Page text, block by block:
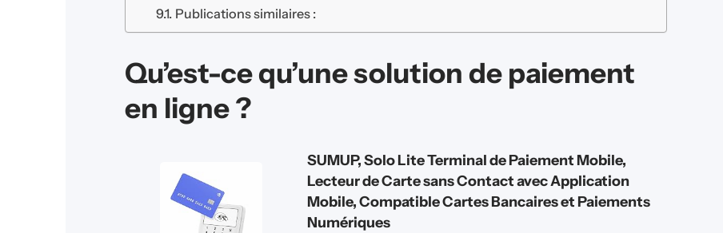
Publications similaires :
Qu’est-ce qu’une solution de paiement
en ligne ?
SUMUP, Solo Lite Terminal de Paiement Mobile,
Lecteur de Carte sans Contact avec Application
Mobile, Compatible Cartes Bancaires et Paiements
Numériques